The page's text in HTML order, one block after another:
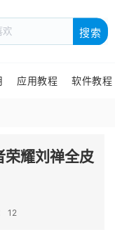
搜索
应用教程 软件教程
荣耀刘禅全皮
12